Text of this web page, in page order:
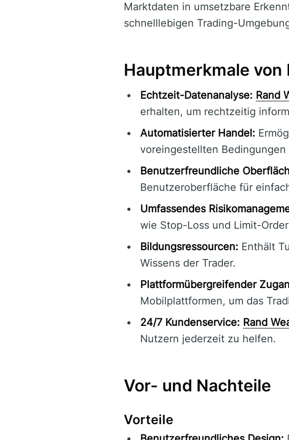
Marktdaten in umsetzbare
schnelllebigen Trading-
Hauptmerkmale von
Echtzeit-Datenanalyse: Rand
erhalten, um rechtzeitig
Automatisierter Handel:
voreingestellten
Benutzerfreundliche
Benutzeroberfläche für
Umfassendes
wie Stop-Loss und Limit-
Bildungsressourcen: Enthält
Wissens der Trader.
Plattformübergreifender
Mobilplattformen, um das
24/7 Kundenservice: Rand
Nutzern jederzeit zu helfen.
Vor- und Nachteile
Vorteile